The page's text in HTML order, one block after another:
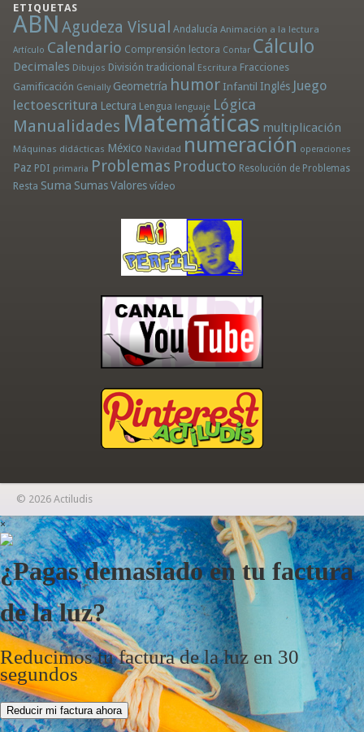
ETIQUETAS
ABN Agudeza Visual Andalucía Animación a la lectura
Artículo Calendario Comprensión lectora Contar Cálculo
Decimales Dibujos División tradicional Escritura Fracciones
Gamificación Genially Geometría humor Infantil Inglés Juego
lectoescritura Lectura Lengua lenguaje Lógica
Manualidades Matemáticas multiplicación
Máquinas didácticas México Navidad numeración operaciones
Paz PDI primaria Problemas Producto Resolución de Problemas
Resta Suma Sumas Valores vídeo
© 2026 Actiludis
×
¿Pagas demasiado en tu factura
de la luz?
Reducimos tu factura de la luz en 30
segundos
Reducir mi factura ahora